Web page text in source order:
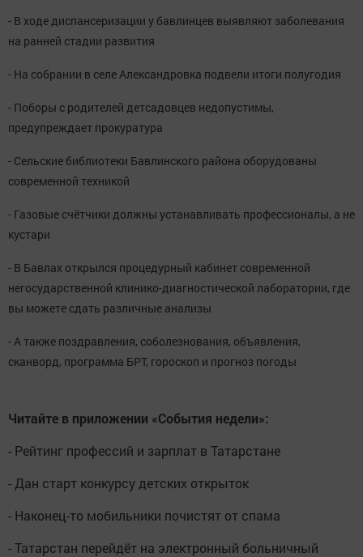
- В ходе диспансеризации у бавлинцев выявляют заболевания
на ранней стадии развития
- На собрании в селе Александровка подвели итоги полугодия
- Поборы с родителей детсадовцев недопустимы,
предупреждает прокуратура
- Сельские библиотеки Бавлинского района оборудованы
современной техникой
- Газовые счётчики должны устанавливать профессионалы, а не
кустари
- В Бавлах открылся процедурный кабинет современной
негосударственной клинико-диагностической лаборатории, где
вы можете сдать различные анализы
- А также поздравления, соболезнования, объявления,
сканворд, программа БРТ, гороскоп и прогноз погоды
Читайте в приложении «События недели»:
- Рейтинг профессий и зарплат в Татарстане
- Дан старт конкурсу детских открыток
- Наконец-то мобильники почистят от спама
- Татарстан перейдёт на электронный больничный